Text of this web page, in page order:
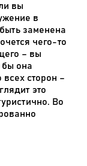
вы
в
заменена
чего-то
– вы
бы она
сторон –
это
Во